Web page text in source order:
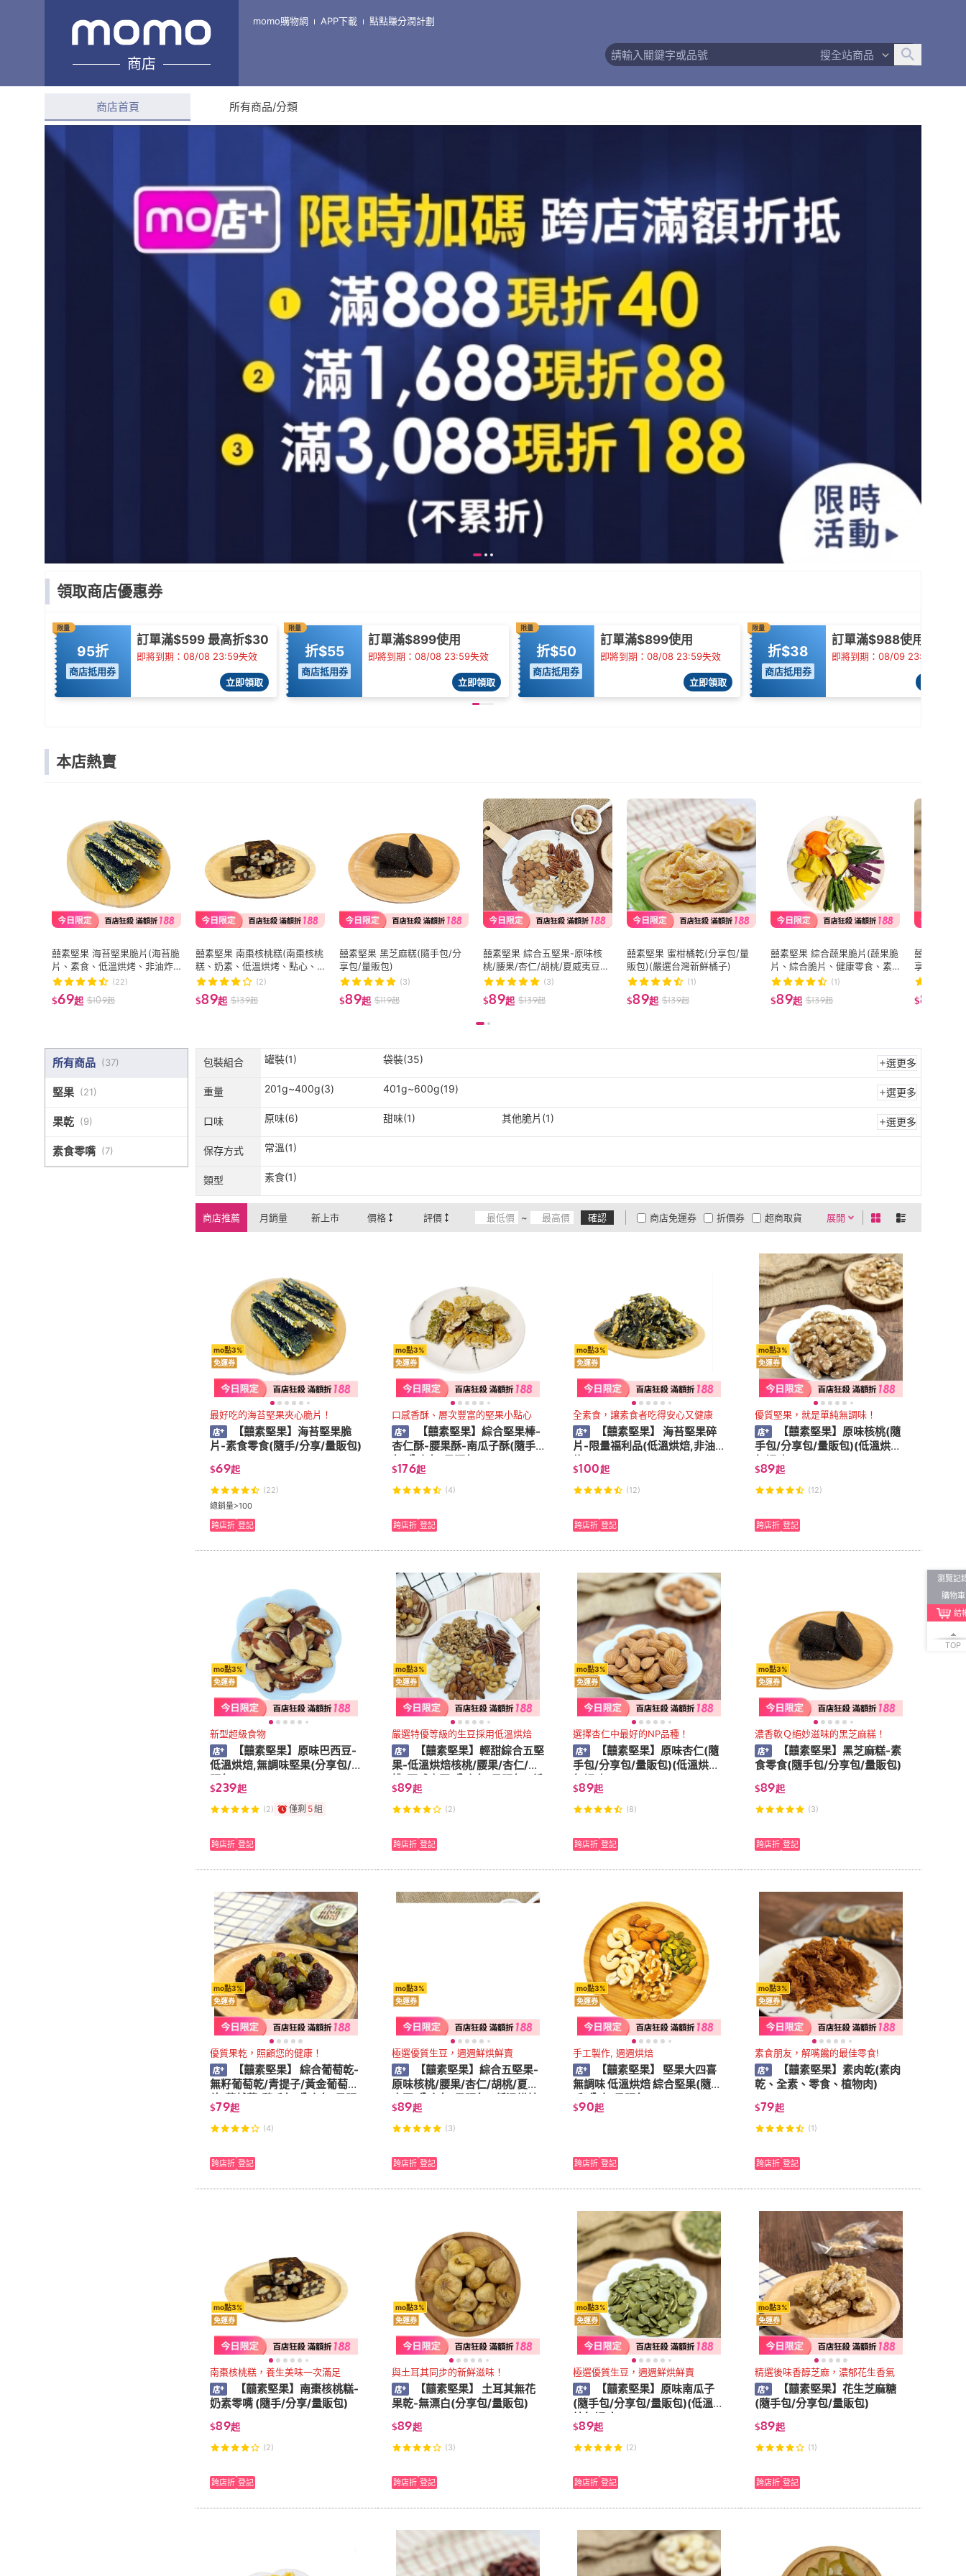
商店
momo購物網 APP下載 點點賺分潤計劃
搜全站商品
囍素堅果
綜合評分 商店簡介 退換貨須知
商店首頁 所有商品/分類
領取商店優惠券
限量
95折
商店抵用券
訂單滿$599 最高折$30
即將到期：08/08 23:59失效
立即領取
限量
折$55
商店抵用券
訂單滿$899使用
即將到期：08/08 23:59失效
立即領取
限量
折$50
商店抵用券
訂單滿$899使用
即將到期：08/08 23:59失效
立即領取
限量
折$38
商店抵用券
訂單滿$988使用
即將到期：08/09 23:59失效
本店熱賣
囍素堅果 海苔堅果脆片(海苔脆
片、素食、低溫烘烤、非油炸
品、零食)
(22)
$69起 $109起
囍素堅果 南棗核桃糕(南棗核桃
糕、奶素、低溫烘烤、點心、
下午茶)
(2)
$89起 $139起
囍素堅果 黑芝麻糕(隨手包/分
享包/量販包)
(3)
$89起 $119起
囍素堅果 綜合五堅果-原味核
桃/腰果/杏仁/胡桃/夏威夷豆
(分享包/量販包)(低溫烘焙無調
味)
(3)
$89起 $139起
囍素堅果 蜜柑橘乾(分享包/量
販包)(嚴選台灣新鮮橘子)
(1)
$89起 $139起
囍素堅果 綜合蔬果脆片(蔬果脆
片、綜合脆片、健康零食、素
食、非油炸、波羅蜜乾、香蕉
乾、四季豆乾)
(1)
$89起 $139起
囍素堅果
享包/量販
$89
所有商品 (37)
堅果 (21)
果乾 (9)
素食零嘴 (7)
包裝組合 罐裝(1) 袋裝(35) 選更多
重量 201g~400g(3) 401g~600g(19) 選更多
口味 原味(6) 甜味(1) 其他脆片(1) 選更多
保存方式 常溫(1)
類型 素食(1)
商店推薦 月銷量 新上市 價格 評價 ~ 確認 展開
折價券
有影片
商品有量
超商取貨
商店免運券
0利率
mo點3%
免運券
最好吃的海苔堅果夾心脆片！
【囍素堅果】海苔堅果脆
片-素食零食(隨手/分享/量販包)
$69起
(22)
總銷量>100
跨店折 登記
mo點3%
免運券
口感香酥、層次豐富的堅果小點心
【囍素堅果】綜合堅果棒-
杏仁酥-腰果酥-南瓜子酥(隨手
包/分享包/量販包)
$176起
(4)
跨店折 登記
mo點3%
免運券
全素食，讓素食者吃得安心又健康
【囍素堅果】 海苔堅果碎
片-限量福利品(低溫烘焙,非油
炸)
$100起
(12)
跨店折 登記
mo點3%
免運券
優質堅果，就是單純無調味！
【囍素堅果】原味核桃(隨
手包/分享包/量販包)(低溫烘焙
無調味)
$89起
(12)
跨店折 登記
mo點3%
免運券
新型超級食物
【囍素堅果】原味巴西豆-
低溫烘焙,無調味堅果(分享包/量
販包)
$239起
(2) 僅剩 5組
跨店折 登記
mo點3%
免運券
嚴選特優等級的生豆採用低溫烘焙
【囍素堅果】輕甜綜合五堅
果-低溫烘焙核桃/腰果/杏仁/胡
桃/夏威夷豆(分享包/量販包)(低
溫烘焙)
$89起
(2)
跨店折 登記
mo點3%
免運券
選擇杏仁中最好的NP品種！
【囍素堅果】原味杏仁(隨
手包/分享包/量販包)(低溫烘焙
無調味)
$89起
(8)
跨店折 登記
mo點3%
免運券
濃香軟Ｑ絕妙滋味的黑芝麻糕！
【囍素堅果】黑芝麻糕-素
食零食(隨手包/分享包/量販包)
$89起
(3)
跨店折 登記
mo點3%
免運券
優質果乾，照顧您的健康！
【囍素堅果】 綜合葡萄乾-
無籽葡萄乾/青提子/黃金葡萄
乾/蔓越苺(隨手包/分享包/量販
包)
$79起
(4)
跨店折 登記
mo點3%
免運券
極選優質生豆，週週鮮烘鮮賣
【囍素堅果】綜合五堅果-
原味核桃/腰果/杏仁/胡桃/夏威
夷豆(分享包/量販包)(低溫烘焙
無調味)
$89起
(3)
跨店折 登記
mo點3%
免運券
手工製作, 週週烘焙
【囍素堅果】 堅果大四喜
無調味 低溫烘焙 綜合堅果(隨
手/分享/量販包)
$90起
跨店折 登記
mo點3%
免運券
素食朋友，解嘴饞的最佳零食!
【囍素堅果】素肉乾(素肉
乾、全素、零食、植物肉)
$79起
(1)
跨店折 登記
mo點3%
免運券
南棗核桃糕，養生美味一次滿足
【囍素堅果】南棗核桃糕-
奶素零嘴 (隨手/分享/量販包)
$89起
(2)
跨店折 登記
mo點3%
免運券
與土耳其同步的新鮮滋味！
【囍素堅果】 土耳其無花
果乾-無漂白(分享包/量販包)
$89起
(3)
跨店折 登記
mo點3%
免運券
極選優質生豆，週週鮮烘鮮賣
【囍素堅果】原味南瓜子
(隨手包/分享包/量販包)(低溫烘
焙無調味)
$89起
(2)
跨店折 登記
mo點3%
免運券
精選後味香醇芝麻，濃郁花生香氣
【囍素堅果】花生芝麻糖
(隨手包/分享包/量販包)
$89起
(1)
跨店折 登記
瀏覽記
購物車
結
TOP